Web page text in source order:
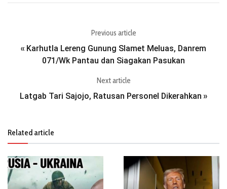
Previous article
« Karhutla Lereng Gunung Slamet Meluas, Danrem
071/Wk Pantau dan Siagakan Pasukan
Next article
Latgab Tari Sajojo, Ratusan Personel Dikerahkan »
Related article